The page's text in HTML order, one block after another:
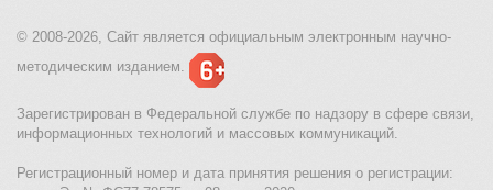
© 2008-2026, Сайт является официальным электронным научно-
методическим изданием.
Зарегистрирован в Федеральной службе по надзору в сфере связи,
информационных технологий и массовых коммуникаций.
Регистрационный номер и дата принятия решения о регистрации: